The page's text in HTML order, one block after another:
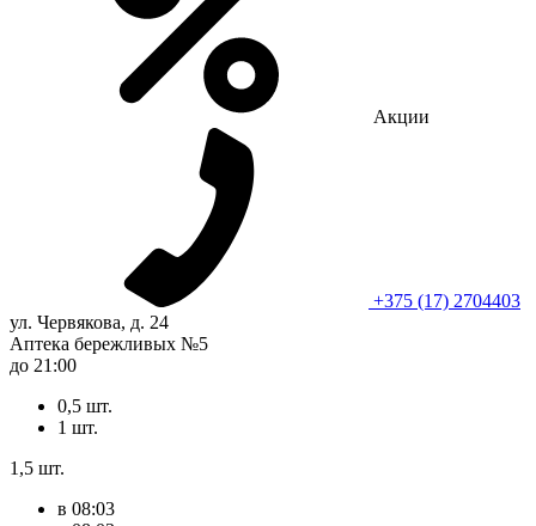
Акции
+375 (17) 2704403
ул. Червякова, д. 24
Аптека бережливых №5
до 21:00
0,5 шт.
1 шт.
1,5 шт.
в 08:03